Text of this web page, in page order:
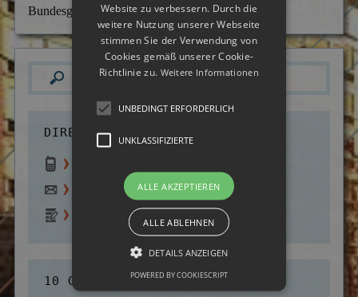
Wirtschaftsspionage
Bundesgerichtshof, vermelden.
DIREKTER KONTAKT:
info@deutsche-detektei.de
Zum Kontaktformular
10 GRÜNDE FÜR UNS:
Website zu verbessern. Durch die
weitere Nutzung unserer Webseite
stimmen Sie der Verwendung von
Cookies gemäß unserer Cookie-
Richtlinie zu. Weitere Informationen
UNBEDINGT ERFORDERLICH
UNKLASSIFIZIERTE
ALLE AKZEPTIEREN
ALLE ABLEHNEN
DETAILS ANZEIGEN
POWERED BY COOKIESCRIPT